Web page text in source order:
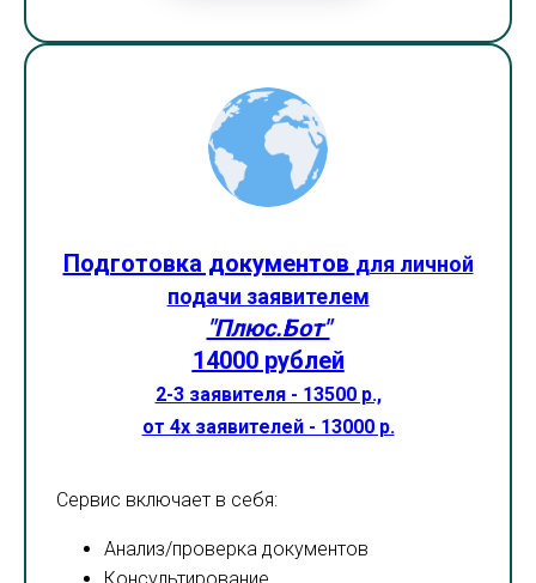
Подготовка документов для личной
подачи заявителем
"Плюс.Бот"
14000 рублей
2-3 заявителя - 13500 р.,
от 4х заявителей - 13000 р.
Сервис включает в себя:
Анализ/проверка документов